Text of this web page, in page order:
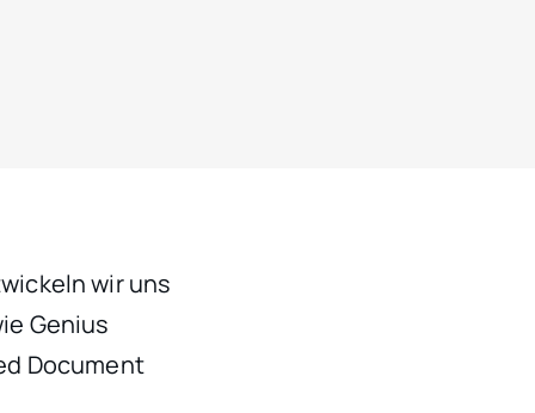
wir uns
Genius
Document